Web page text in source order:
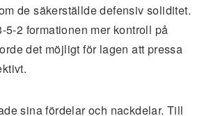
de säkerställde defensiv soliditet.
5-2 formationen mer kontroll på
det möjligt för lagen att pressa
sina fördelar och nackdelar. Till